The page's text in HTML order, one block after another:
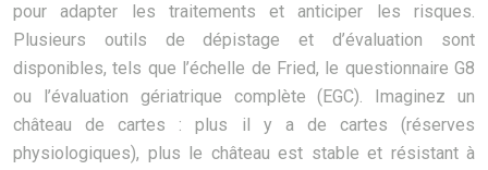
pour adapter les traitements et anticiper les risques.
Plusieurs outils de dépistage et d’évaluation sont
disponibles, tels que l’échelle de Fried, le questionnaire G8
ou l’évaluation gériatrique complète (EGC). Imaginez un
château de cartes : plus il y a de cartes (réserves
physiologiques), plus le château est stable et résistant à